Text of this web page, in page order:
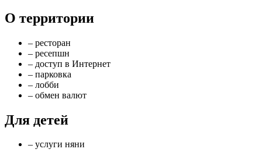
О территории
– ресторан
– ресепшн
– доступ в Интернет
– парковка
– лобби
– обмен валют
Для детей
– услуги няни